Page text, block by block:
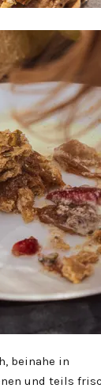
beinahe in
und teils